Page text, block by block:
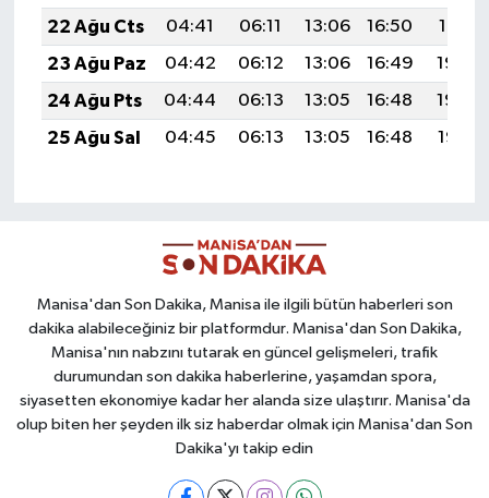
22 Ağu Cts
04:41 06:11 13:06 16:50
19:51
23 Ağu Paz
04:42 06:12 13:06 16:49
19:50
24 Ağu Pts
04:44 06:13 13:05 16:48
19:48
25 Ağu Sal
04:45 06:13 13:05 16:48 19:47
Manisa'dan Son Dakika, Manisa ile ilgili bütün haberleri son
dakika alabileceğiniz bir platformdur. Manisa'dan Son Dakika,
Manisa'nın nabzını tutarak en güncel gelişmeleri, trafik
durumundan son dakika haberlerine, yaşamdan spora,
siyasetten ekonomiye kadar her alanda size ulaştırır. Manisa'da
olup biten her şeyden ilk siz haberdar olmak için Manisa'dan Son
Dakika'yı takip edin